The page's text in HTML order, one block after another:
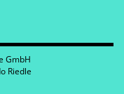
GmbH
Riedle